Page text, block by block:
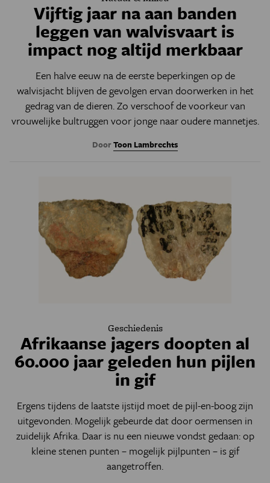
Vijftig jaar na aan banden
leggen van walvisvaart is
impact nog altijd merkbaar
Een halve eeuw na de eerste beperkingen op de
walvisjacht blijven de gevolgen ervan doorwerken in het
gedrag van de dieren. Zo verschoof de voorkeur van
vrouwelijke bultruggen voor jonge naar oudere mannetjes.
DoorToon Lambrechts
Geschiedenis
Afrikaanse jagers doopten al
60.000 jaar geleden hun pijlen
in gif
Ergens tijdens de laatste ijstijd moet de pijl-en-boog zijn
uitgevonden. Mogelijk gebeurde dat door oermensen in
zuidelijk Afrika. Daar is nu een nieuwe vondst gedaan: op
kleine stenen punten – mogelijk pijlpunten – is gif
aangetroffen.